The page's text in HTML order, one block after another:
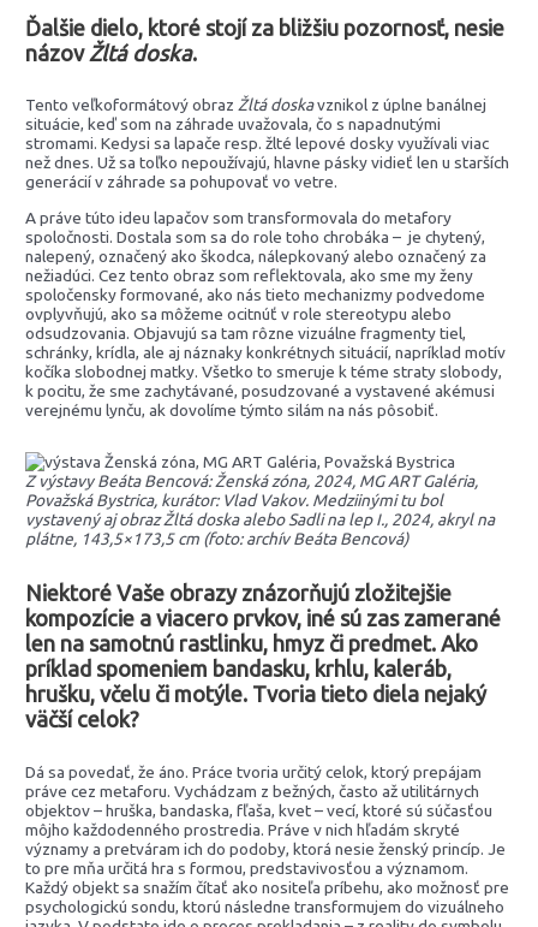
Ďalšie dielo, ktoré stojí za bližšiu pozornosť, nesie
názov Žltá doska.
Tento veľkoformátový obraz Žltá doskavznikol z úplne banálnej
situácie, keď som na záhrade uvažovala, čo s napadnutými
stromami. Kedysi sa lapače resp. žlté lepové dosky využívali viac
než dnes. Už sa toľko nepoužívajú, hlavne pásky vidieť len u starších
generácií v záhrade sa pohupovať vo vetre.
A práve túto ideu lapačov som transformovala do metafory
spoločnosti. Dostala som sa do role toho chrobáka – je chytený,
nalepený, označený ako škodca, nálepkovaný alebo označený za
nežiadúci. Cez tento obraz som reflektovala, ako sme my ženy
spoločensky formované, ako nás tieto mechanizmy podvedome
ovplyvňujú, ako sa môžeme ocitnúť v role stereotypu alebo
odsudzovania. Objavujú sa tam rôzne vizuálne fragmenty tiel,
schránky, krídla, ale aj náznaky konkrétnych situácií, napríklad motív
kočíka slobodnej matky. Všetko to smeruje k téme straty slobody,
k pocitu, že sme zachytávané, posudzované a vystavené akémusi
verejnému lynču, ak dovolíme týmto silám na nás pôsobiť.
Z výstavy Beáta Bencová: Ženská zóna, 2024, MG ART Galéria,
Považská Bystrica, kurátor: Vlad Vakov. Medziinými tu bol
vystavený aj obraz Žltá doska alebo Sadli na lep I., 2024, akryl na
plátne, 143,5×173,5 cm (foto: archív Beáta Bencová)
Niektoré Vaše obrazy znázorňujú zložitejšie
kompozície a viacero prvkov, iné sú zas zamerané
len na samotnú rastlinku, hmyz či predmet. Ako
príklad spomeniem bandasku, krhlu, kaleráb,
hrušku, včelu či motýle. Tvoria tieto diela nejaký
väčší celok?
Dá sa povedať, že áno. Práce tvoria určitý celok, ktorý prepájam
práve cez metaforu. Vychádzam z bežných, často až utilitárnych
objektov – hruška, bandaska, fľaša, kvet – vecí, ktoré sú súčasťou
môjho každodenného prostredia. Práve v nich hľadám skryté
významy a pretváram ich do podoby, ktorá nesie ženský princíp. Je
to pre mňa určitá hra s formou, predstavivosťou a významom.
Každý objekt sa snažím čítať ako nositeľa príbehu, ako možnosť pre
psychologickú sondu, ktorú následne transformujem do vizuálneho